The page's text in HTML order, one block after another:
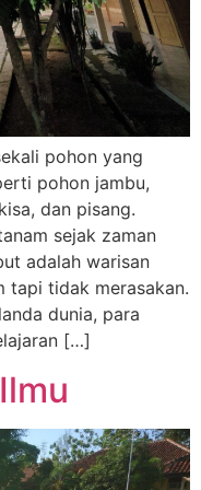
pohon yang
pohon jambu,
dan pisang.
sejak zaman
adalah warisan
tapi tidak merasakan.
dunia, para
[…]